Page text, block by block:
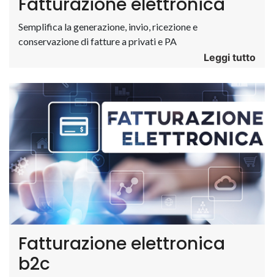
Semplifica la generazione, invio, ricezione e
conservazione di fatture a privati e PA
Leggi tutto
Fatturazione elettronica
b2c